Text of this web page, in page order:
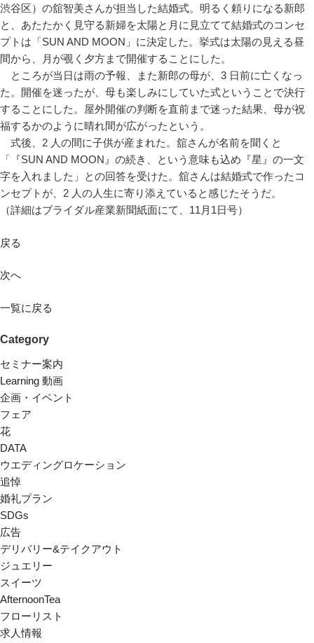
渋谷区）の舘智美さんが担当した結婚式。明るく頼りになる新郎
と、あたたかく見守る新婦を太陽と月に見立てて結婚式のコンセ
プトは「SUN AND MOON」に決定した。挙式は太陽の見える昼
間から、月が覗く夕方まで開催することにした。
ところが当日は雨の予報、また新郎の母が、3 日前に亡くなっ
た。開催を迷ったが、母も楽しみにしていた式ということで決行
することにした。屋外開催の判断を直前まで迷った結果、母が祝
福するかのように晴れ間が広がったという。
式後、2 人の間に子供が産まれた。舘さんが名前を聞くと
「『SUN AND MOON』の続き、という意味も込め『星』の一文
字を入れました」との回答を受けた。舘さんは結婚式で作ったコ
ンセプトが、2 人の人生に寄り添えていると感じたそうだ。
（詳細はブライダル産業新聞紙面にて、11月1日号）
戻る
次へ
一覧に戻る
Category
セミナー案内
Learning 動画
企画・イベント
フェア
花
DATA
ウエディングロケーション
追悼
婚礼プラン
SDGs
広告
デリバリー&テイクアウト
ジュエリー
スイーツ
AfternoonTea
フローリスト
求人情報